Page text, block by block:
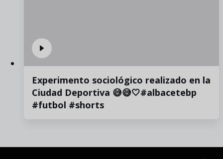
Experimento sociológico realizado en la
Ciudad Deportiva 😅😅🤍#albacetebp
#futbol #shorts